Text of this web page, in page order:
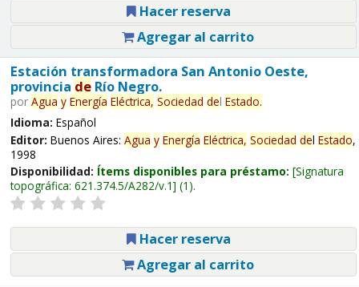
Hacer reserva
Agregar al carrito
Estación transformadora San Antonio Oeste,
provincia deRío Negro.
por Agua y Energía Eléctrica, Sociedad del Estado.
Idioma: Español
Editor: Buenos Aires: Agua y Energía Eléctrica, Sociedad del Estado,
1998
Disponibilidad: Ítems disponibles para préstamo: Signatura
topográfica: 621.374.5/A282/v.1 (1).
Hacer reserva
Agregar al carrito